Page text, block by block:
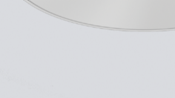
R160 LED